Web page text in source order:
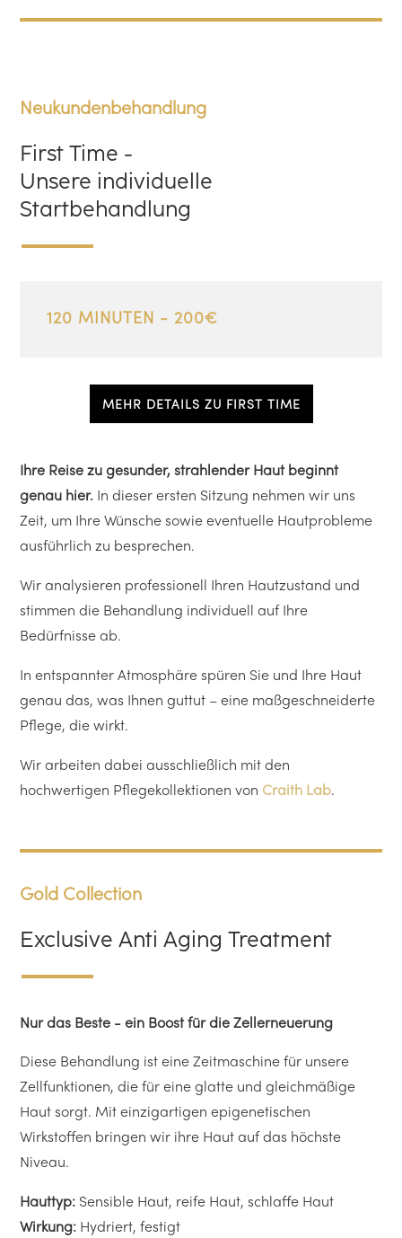
Neukundenbehandlung
First Time -
Unsere individuelle
Startbehandlung
120 MINUTEN - 200€
MEHR DETAILS ZU FIRST TIME
Ihre Reise zu gesunder, strahlender Haut beginnt
genau hier. In dieser ersten Sitzung nehmen wir uns
Zeit, um Ihre Wünsche sowie eventuelle Hautprobleme
ausführlich zu besprechen.
Wir analysieren professionell Ihren Hautzustand und
stimmen die Behandlung individuell auf Ihre
Bedürfnisse ab.
In entspannter Atmosphäre spüren Sie und Ihre Haut
genau das, was Ihnen guttut – eine maßgeschneiderte
Pflege, die wirkt.
Wir arbeiten dabei ausschließlich mit den
hochwertigen Pflegekollektionen von Craith Lab.
Gold Collection
Exclusive Anti Aging Treatment
Nur das Beste - ein Boost für die Zellerneuerung
Diese Behandlung ist eine Zeitmaschine für unsere
Zellfunktionen, die für eine glatte und gleichmäßige
Haut sorgt. Mit einzigartigen epigenetischen
Wirkstoffen bringen wir ihre Haut auf das höchste
Niveau.
Hauttyp: Sensible Haut, reife Haut, schlaffe Haut
Wirkung: Hydriert, festigt